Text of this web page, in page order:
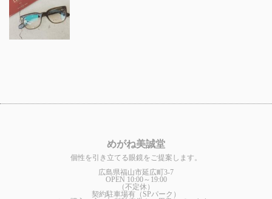
めがね美誠堂
個性を引き立てる眼鏡をご提案します。
広島県福山市延広町3-7
OPEN 10:00～19:00
（不定休）
契約駐車場有（SPパーク）